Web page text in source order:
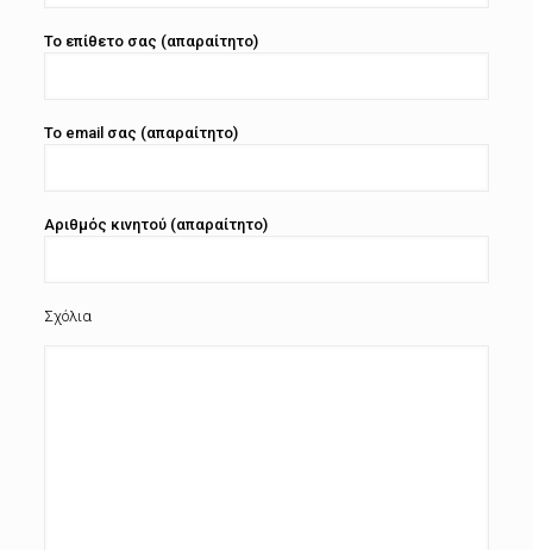
Το επίθετο σας (απαραίτητο)
Το email σας (απαραίτητο)
Αριθμός κινητού (απαραίτητο)
Σχόλια